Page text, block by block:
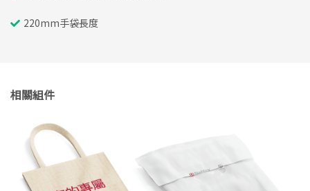
220mm手袋長度
相關組件